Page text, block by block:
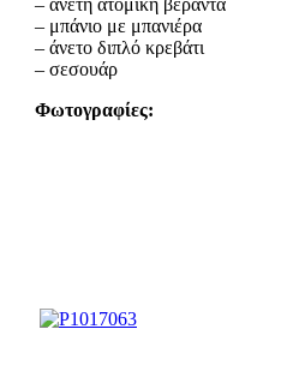
– άνετη ατομική βεράντα
– μπάνιο με μπανιέρα
– άνετο διπλό κρεβάτι
– σεσουάρ
Φωτογραφίες: